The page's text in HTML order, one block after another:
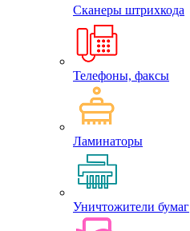
Сканеры штрихкода
Телефоны, факсы
Ламинаторы
Уничтожители бумаг